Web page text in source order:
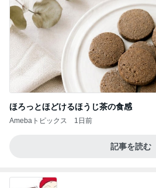
ほろっとほどけるほうじ茶の食感
Amebaトピックス 1日前
記事を読む